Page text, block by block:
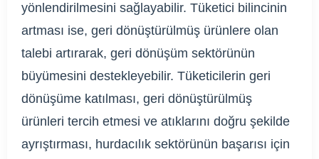
yönlendirilmesini sağlayabilir. Tüketici bilincinin
artması ise, geri dönüştürülmüş ürünlere olan
talebi artırarak, geri dönüşüm sektörünün
büyümesini destekleyebilir. Tüketicilerin geri
dönüşüme katılması, geri dönüştürülmüş
ürünleri tercih etmesi ve atıklarını doğru şekilde
ayrıştırması, hurdacılık sektörünün başarısı için